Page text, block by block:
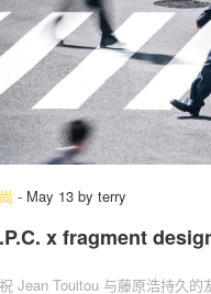
- May 13 by terry
x fragment
Jean Touitou 与藤原浩持久的